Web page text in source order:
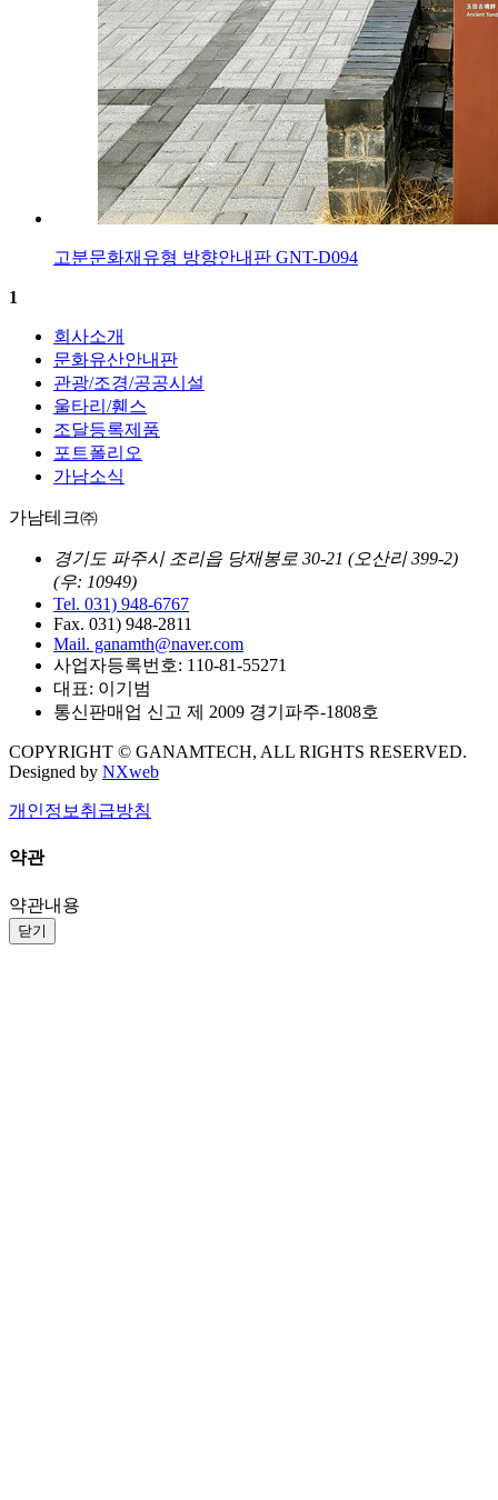
고분문화재유형 방향안내판 GNT-D094
1
회사소개
문화유산안내판
관광/조경/공공시설
울타리/휀스
조달등록제품
포트폴리오
가남소식
가남테크㈜
경기도 파주시 조리읍 당재봉로 30-21 (오산리 399-2)
(우: 10949)
Tel. 031) 948-6767
Fax. 031) 948-2811
Mail. ganamth@naver.com
사업자등록번호: 110-81-55271
대표: 이기범
통신판매업 신고 제 2009 경기파주-1808호
COPYRIGHT © GANAMTECH, ALL RIGHTS RESERVED.
Designed by NXweb
개인정보취급방침
약관
약관내용